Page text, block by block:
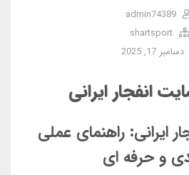
admin74389
shartsport
دسامبر 17, 2025
انفجار ایرانی
ایرانی: راهنمای عملی
و حرفه ای